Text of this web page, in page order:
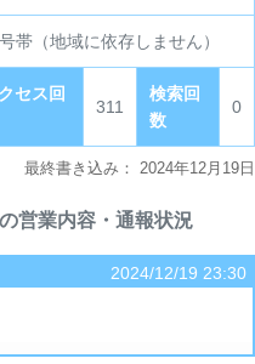
帯（地域に依存しません）
セス回
311
検索回
数
0
最終書き込み： 2024年12月19日
営業内容・通報状況
2024/12/19 23:30